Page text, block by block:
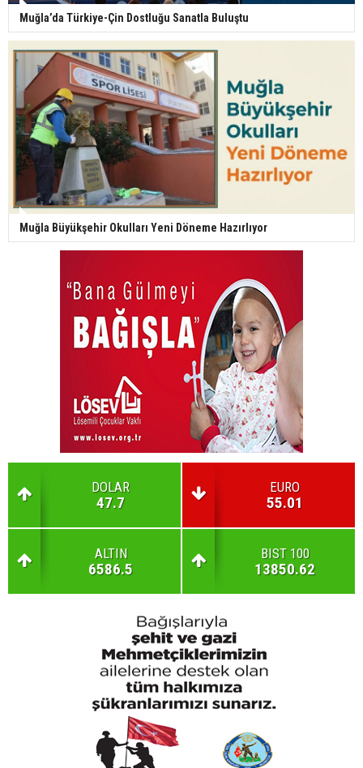
Muğla’da Türkiye-Çin Dostluğu Sanatla Buluştu
Muğla Büyükşehir Okulları Yeni Döneme Hazırlıyor
DOLAR
47.7
EURO
55.01
ALTIN
6586.5
BIST 100
13850.62